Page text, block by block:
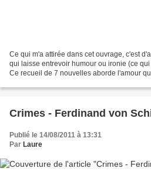
Ce qui m'a attirée dans cet ouvrage, c'est
qui laisse entrevoir humour ou ironie (ce
Ce recueil de 7 nouvelles aborde l'amour
Crimes - Ferdinand von
Publié le 14/08/2011 à 13:31
Par Laure